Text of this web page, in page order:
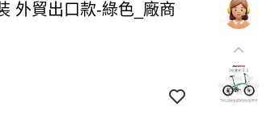
外貿出口款-綠色_廠商